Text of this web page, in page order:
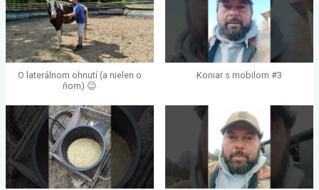
O laterálnom ohnutí (a nielen o
ňom) 😉
Koniar s mobilom #3